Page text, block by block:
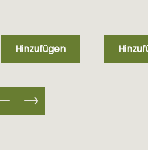
Hinzufügen